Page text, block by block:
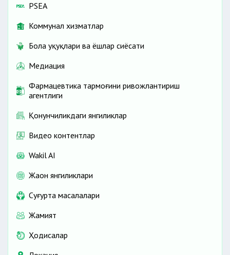
PSEA
Коммунал хизматлар
Бола ҳуқуқлари ва ёшлар сиёсати
Медиация
Фармацевтика тармоғини ривожлантириш
агентлиги
Қонунчиликдаги янгиликлар
Видео контентлар
Wakil AI
Жаҳон янгиликлари
Cуғурта масалалари
Жамият
Ҳодисалар